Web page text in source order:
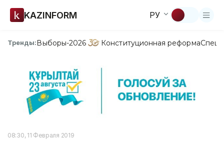
KAZINFORM РУ
Тренды:Выборы-2026 Конституционная реформа
08:30, 11 Февраля 2019